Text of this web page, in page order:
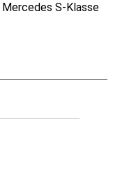
S-Klasse